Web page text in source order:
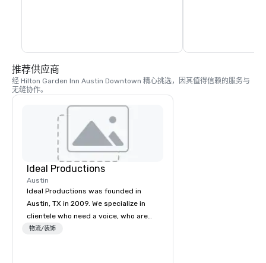
推荐供应商
经 Hilton Garden Inn Austin Downtown 精心挑选，因其值得信赖的服务与
无缝协作。
Ideal Productions
Austin
Ideal Productions was founded in
Austin, TX in 2009. We specialize in
clientele who need a voice, who are
often overlooked by the national big
物流/装饰